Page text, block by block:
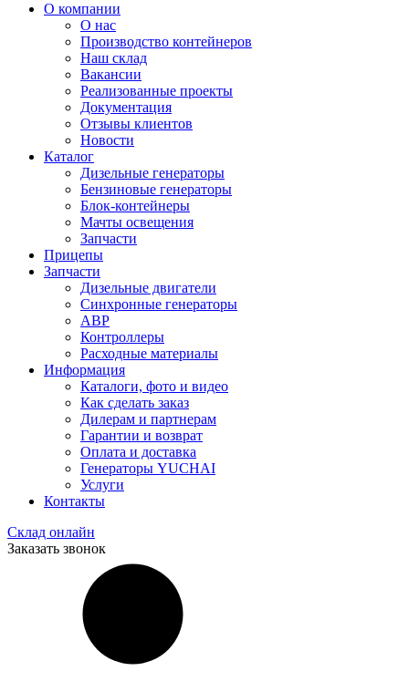
О компании
О нас
Производство контейнеров
Наш склад
Вакансии
Реализованные проекты
Документация
Отзывы клиентов
Новости
Каталог
Дизельные генераторы
Бензиновые генераторы
Блок-контейнеры
Мачты освещения
Запчасти
Прицепы
Запчасти
Дизельные двигатели
Синхронные генераторы
АВР
Контроллеры
Расходные материалы
Информация
Каталоги, фото и видео
Как сделать заказ
Дилерам и партнерам
Гарантии и возврат
Оплата и доставка
Генераторы YUCHAI
Услуги
Контакты
Склад онлайн
Заказать звонок